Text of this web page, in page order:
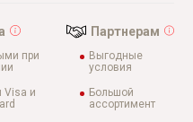
при
Visa и
Партнерам
Выгодные
условия
Большой
ассортимент